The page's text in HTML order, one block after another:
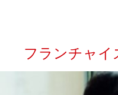
フランチャイ